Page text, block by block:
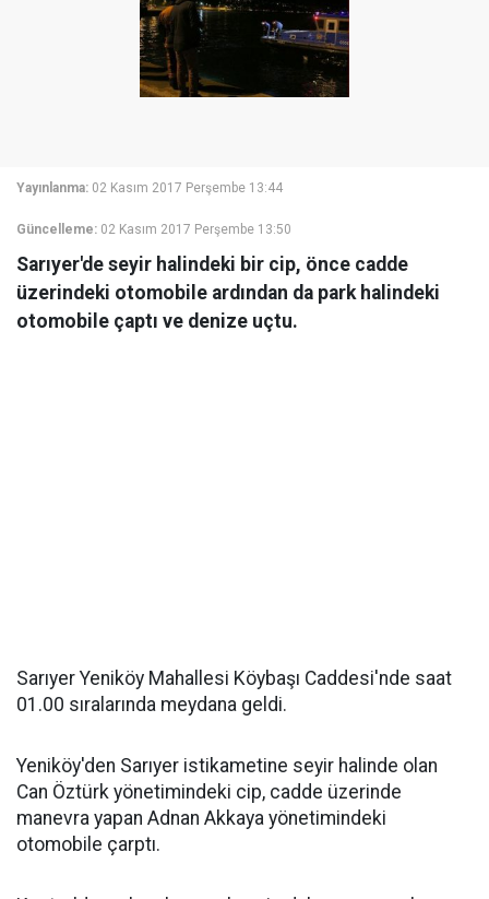
Yayınlanma: 02 Kasım 2017 Perşembe 13:44
Güncelleme: 02 Kasım 2017 Perşembe 13:50
Sarıyer'de seyir halindeki bir cip, önce cadde
üzerindeki otomobile ardından da park halindeki
otomobile çaptı ve denize uçtu.
Sarıyer Yeniköy Mahallesi Köybaşı Caddesi'nde saat
01.00 sıralarında meydana geldi.
Yeniköy'den Sarıyer istikametine seyir halinde olan
Can Öztürk yönetimindeki cip, cadde üzerinde
manevra yapan Adnan Akkaya yönetimindeki
otomobile çarptı.